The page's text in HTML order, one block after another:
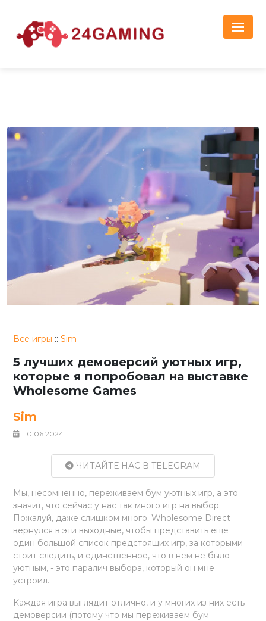
Все игры ::Sim
5 лучших демоверсий уютных игр,
которые я попробовал на выставке
Wholesome Games
Sim
10.06.2024
ЧИТАЙТЕ НАС В TELEGRAM
Мы, несомненно, переживаем бум уютных игр, а это
значит, что сейчас у нас так много игр на выбор.
Пожалуй, даже слишком много. Wholesome Direct
вернулся в эти выходные, чтобы представить еще
один большой список предстоящих игр, за которыми
стоит следить, и единственное, что в нем не было
уютным, - это паралич выбора, который он мне
устроил.
Каждая игра выглядит отлично, и у многих из них есть
демоверсии (потому что мы переживаем бум